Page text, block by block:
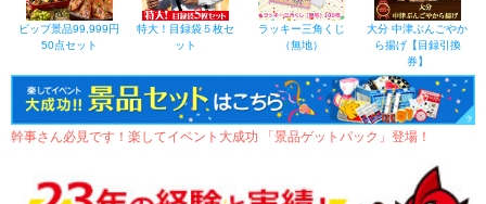
ビップ景品99,999円
50点セット
特大！目録袋５枚セ
ット
ラッキー三角くじ
（無地）
大分 中津ぶんごやか
ら揚げ【目録引換
券】
幹事さん必見です！楽してイベント大成功 「景品ゲットパック」登場！